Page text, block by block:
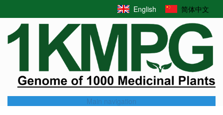
content
English 简体中文
Main navigation